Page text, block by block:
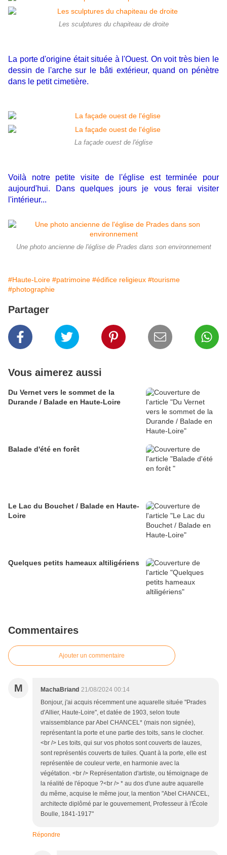
Les sculptures du chapiteau de droite
La porte d'origine était située à l'Ouest. On voit très bien le
dessin de l'arche sur le bâti extérieur, quand on pénètre
dans le petit cimetière.
La façade ouest de l'église
Voilà notre petite visite de l'église est terminée pour
aujourd'hui. Dans quelques jours je vous ferai visiter
l'intérieur...
Une photo ancienne de l'église de Prades dans son environnement
#Haute-Loire #patrimoine #édifice religieux #tourisme
#photographie
Partager
Vous aimerez aussi
Du Vernet vers le sommet de la
Durande / Balade en Haute-Loire
Balade d'été en forêt
Le Lac du Bouchet / Balade en Haute-
Loire
Quelques petits hameaux altiligériens
Commentaires
Ajouter un commentaire
M MachaBriand 21/08/2024 00:14
Bonjour, j'ai acquis récemment une aquarelle située "Prades
d'Allier, Haute-Loire", et datée de 1903, selon toute
vraissemblance par Abel CHANCEL* (mais non signée),
représentant la porte et une partie des toits, sans le clocher.
<br /> Les toits, qui sur vos photos sont couverts de lauzes,
sont représentés couverts de tuiles. Quant à la porte, elle est
représentée de couleur verte, en harmonie avec la
végétation. <br /> Représentation d'artiste, ou témoignage de
la réalité de l'époque ?<br /> * au dos d'une autre aquarelle
du même, acquise le même jour, la mention "Abel CHANCEL,
architecte diplômé par le gouvernement, Professeur à l'École
Boulle, 1841-1917"
Répondre